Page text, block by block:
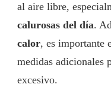
al aire libre,
calurosas del día.
calor, es importante
medidas adicionales
excesivo.